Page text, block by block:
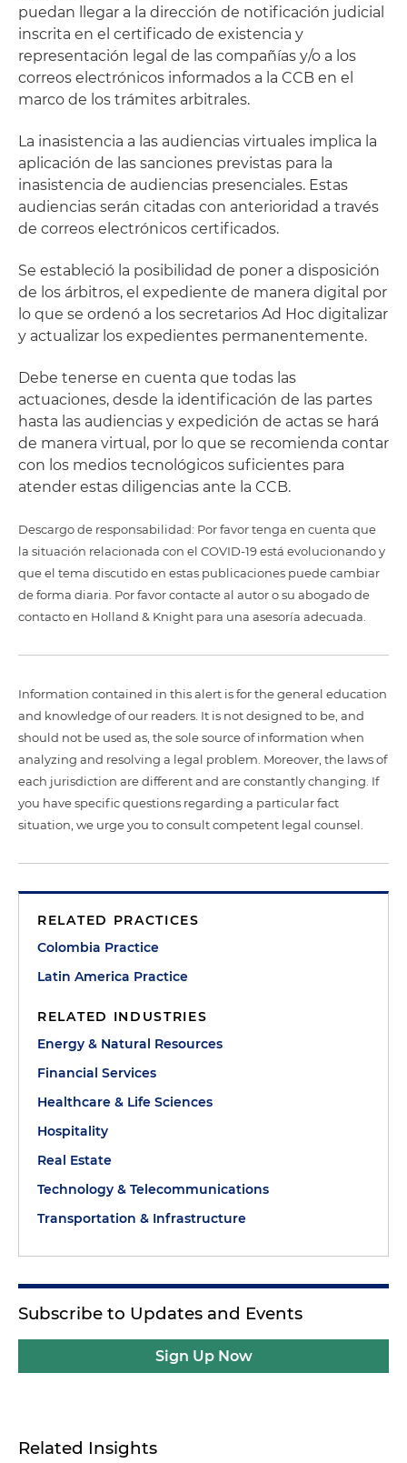
puedan llegar a la dirección de notificación judicial
inscrita en el certificado de existencia y
representación legal de las compañías y/o a los
correos electrónicos informados a la CCB en el
marco de los trámites arbitrales.
La inasistencia a las audiencias virtuales implica la
aplicación de las sanciones previstas para la
inasistencia de audiencias presenciales. Estas
audiencias serán citadas con anterioridad a través
de correos electrónicos certificados.
Se estableció la posibilidad de poner a disposición
de los árbitros, el expediente de manera digital por
lo que se ordenó a los secretarios Ad Hoc digitalizar
y actualizar los expedientes permanentemente.
Debe tenerse en cuenta que todas las
actuaciones, desde la identificación de las partes
hasta las audiencias y expedición de actas se hará
de manera virtual, por lo que se recomienda contar
con los medios tecnológicos suficientes para
atender estas diligencias ante la CCB.
Descargo de responsabilidad: Por favor tenga en cuenta que
la situación relacionada con el COVID-19 está evolucionando y
que el tema discutido en estas publicaciones puede cambiar
de forma diaria. Por favor contacte al autor o su abogado de
contacto en Holland & Knight para una asesoría adecuada.
Information contained in this alert is for the general education
and knowledge of our readers. It is not designed to be, and
should not be used as, the sole source of information when
analyzing and resolving a legal problem. Moreover, the laws of
each jurisdiction are different and are constantly changing. If
you have specific questions regarding a particular fact
situation, we urge you to consult competent legal counsel.
RELATED PRACTICES
Colombia Practice
Latin America Practice
RELATED INDUSTRIES
Energy & Natural Resources
Financial Services
Healthcare & Life Sciences
Hospitality
Real Estate
Technology & Telecommunications
Transportation & Infrastructure
Subscribe to Updates and Events
Sign Up Now
Related Insights